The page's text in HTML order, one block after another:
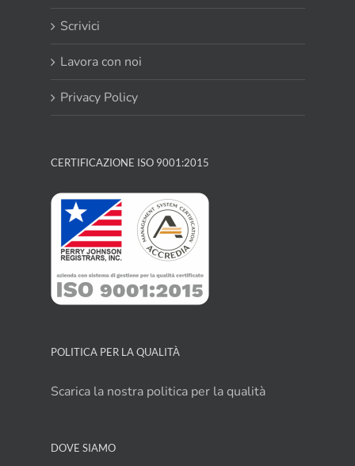
Scrivici
Lavora con noi
Privacy Policy
CERTIFICAZIONE ISO 9001:2015
POLITICA PER LA QUALITÀ
Scarica la nostra politica per la qualità
DOVE SIAMO